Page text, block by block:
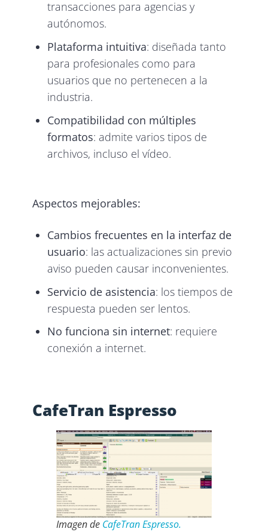
transacciones para agencias y
autónomos.
Plataforma intuitiva: diseñada tanto
para profesionales como para
usuarios que no pertenecen a la
industria.
Compatibilidad con múltiples
formatos: admite varios tipos de
archivos, incluso el vídeo.
Aspectos mejorables:
Cambios frecuentes en la interfaz de
usuario: las actualizaciones sin previo
aviso pueden causar inconvenientes.
Servicio de asistencia: los tiempos de
respuesta pueden ser lentos.
No funciona sin internet: requiere
conexión a internet.
CafeTran Espresso
Imagen de CafeTran Espresso.